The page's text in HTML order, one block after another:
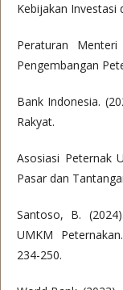
Kebijakan Investasi
Peraturan
Pengembangan
Bank Indonesia.
Rakyat.
Asosiasi Peternak
Pasar dan
Santoso, B.
UMKM
234-250.